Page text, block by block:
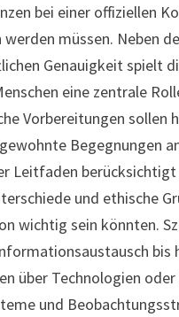
bei einer offiziellen
werden müssen. Neben
Genauigkeit spielt
eine zentrale
Vorbereitungen sollen
Begegnungen
Leitfaden
und ethische
wichtig sein könnten.
bis
über Technologien oder
und